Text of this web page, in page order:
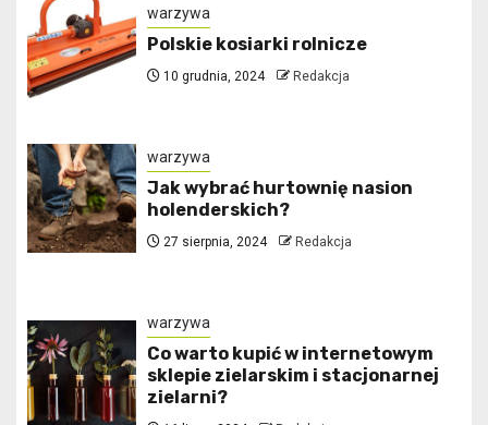
warzywa
Polskie kosiarki rolnicze
10 grudnia, 2024 Redakcja
warzywa
Jak wybrać hurtownię nasion
holenderskich?
27 sierpnia, 2024 Redakcja
warzywa
Co warto kupić w internetowym
sklepie zielarskim i stacjonarnej
zielarni?